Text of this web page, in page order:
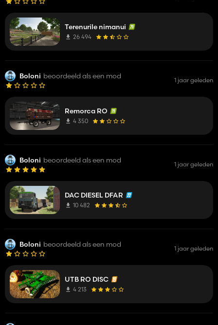
Terenurile nimanui
26 494
Boloni beoordeeld als een mod 1 jaar geleden
Remorca RO
4 350
Boloni beoordeeld als een mod 1 jaar geleden
DAC DIESEL DFAR
10 482
Boloni beoordeeld als een mod 1 jaar geleden
UTB RO DISC
4 213